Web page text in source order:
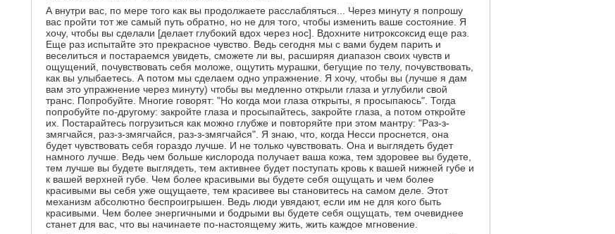
А внутри вас, по мере того как вы продолжаете расслабляться... Через минуту я попрошу
вас пройти тот же самый путь обратно, но не для того, чтобы изменить ваше состояние. Я
хочу, чтобы вы сделали [делает глубокий вдох через нос]. Вдохните нитроксоксид еще раз.
Еще раз испытайте это прекрасное чувство. Ведь сегодня мы с вами будем парить и
веселиться и постараемся увидеть, сможете ли вы, расширяя диапазон своих чувств и
ощущений, почувствовать себя моложе, ощутить мурашки, бегущие по телу, почувствовать,
как вы улыбаетесь. А потом мы сделаем одно упражнение. Я хочу, чтобы вы (лучше я дам
вам это упражнение через минуту) чтобы вы медленно открыли глаза и углубили свой
транс. Попробуйте. Многие говорят: "Но когда мои глаза открыты, я просыпаюсь". Тогда
попробуйте по-другому: закройте глаза и просыпайтесь, закройте глаза, а потом откройте
их. Постарайтесь погрузиться как можно глубже и повторяйте при этом мантру: "Раз-з-
змягчайся, раз-з-змягчайся, раз-з-змягчайся". Я знаю, что, когда Несси проснется, она
будет чувствовать себя гораздо лучше. И не только чувствовать. Она и выглядеть будет
намного лучше. Ведь чем больше кислорода получает ваша кожа, тем здоровее вы будете,
тем лучше вы будете выглядеть, тем активнее будет поступать кровь к вашей нижней губе и
к вашей верхней губе. Чем более красивыми вы будете себя ощущать и чем более
красивыми вы себя уже ощущаете, тем красивее вы становитесь на самом деле. Этот
механизм абсолютно беспроигрышен. Ведь люди увядают, если им не для кого быть
красивыми. Чем более энергичными и бодрыми вы будете себя ощущать, тем очевиднее
станет для вас, что вы начинаете по-настоящему жить, жить каждое мгновение.